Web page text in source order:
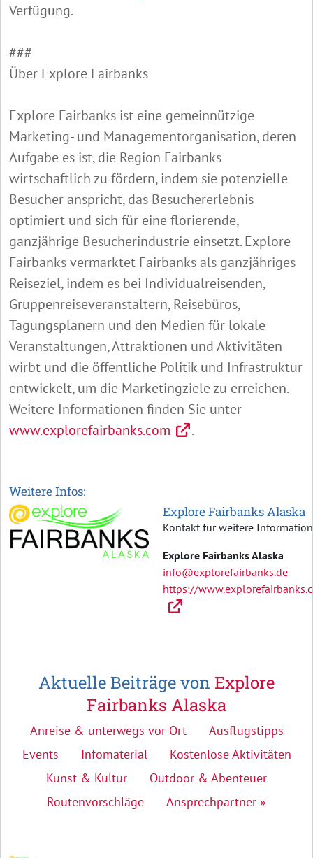
Verfügung.
###
Über Explore Fairbanks
Explore Fairbanks ist eine gemeinnützige
Marketing- und Managementorganisation, deren
Aufgabe es ist, die Region Fairbanks
wirtschaftlich zu fördern, indem sie potenzielle
Besucher anspricht, das Besuchererlebnis
optimiert und sich für eine florierende,
ganzjährige Besucherindustrie einsetzt. Explore
Fairbanks vermarktet Fairbanks als ganzjähriges
Reiseziel, indem es bei Individualreisenden,
Gruppenreiseveranstaltern, Reisebüros,
Tagungsplanern und den Medien für lokale
Veranstaltungen, Attraktionen und Aktivitäten
wirbt und die öffentliche Politik und Infrastruktur
entwickelt, um die Marketingziele zu erreichen.
Weitere Informationen finden Sie unter
www.explorefairbanks.com
.
Weitere Infos:
Explore Fairbanks Alaska
Kontakt für weitere
Explore Fairbanks Alaska
info@explorefairbanks.de
https://
Aktuelle Beiträge von Explore
Fairbanks Alaska
Anreise & unterwegs vor Ort
Ausflugstipps
Events
Infomaterial
Kostenlose Aktivitäten
Kunst & Kultur
Outdoor & Abenteuer
Routenvorschläge
Ansprechpartner »